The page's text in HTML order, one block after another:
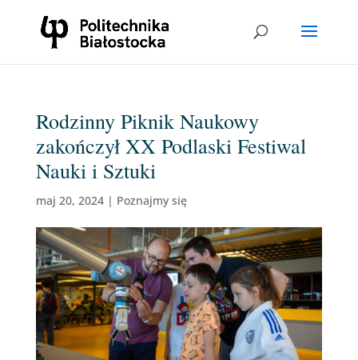
Rodzinny Piknik Naukowy
zakończył XX Podlaski Festiwal
Nauki i Sztuki
maj 20, 2024| Poznajmy się